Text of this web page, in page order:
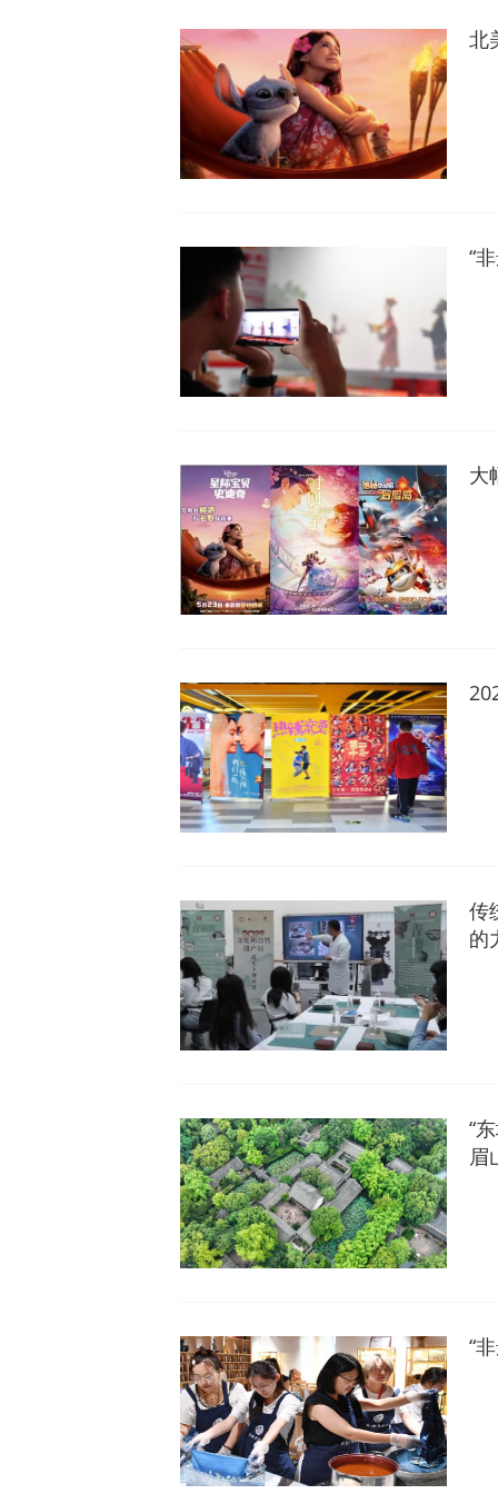
北
“
大
传
的
“
眉
“